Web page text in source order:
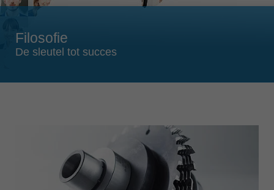
Singapore
slovenski
türkçe
USA
Filosofie
De sleutel tot succes